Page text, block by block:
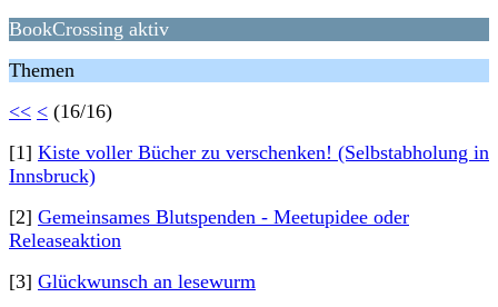
BookCrossing aktiv
Themen
<< < (16/16)
[1] Kiste voller Bücher zu verschenken! (Selbstabholung in
Innsbruck)
[2] Gemeinsames Blutspenden - Meetupidee oder
Releaseaktion
[3] Glückwunsch an lesewurm